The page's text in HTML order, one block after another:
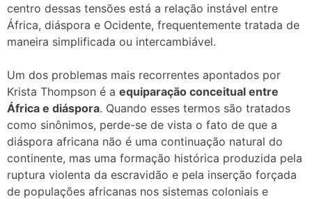
centro dessas tensões está a relação instável entre
África, diáspora e Ocidente, frequentemente tratada de
maneira simplificada ou intercambiável.
Um dos problemas mais recorrentes apontados por
Krista Thompson é a equiparação conceitual entre
África e diáspora. Quando esses termos são tratados
como sinônimos, perde-se de vista o fato de que a
diáspora africana não é uma continuação natural do
continente, mas uma formação histórica produzida pela
ruptura violenta da escravidão e pela inserção forçada
de populações africanas nos sistemas coloniais e